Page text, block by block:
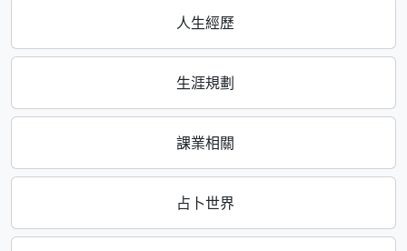
人生經歷
生涯規劃
課業相關
占卜世界